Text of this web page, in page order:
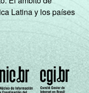
64
72 35
Latina y los países